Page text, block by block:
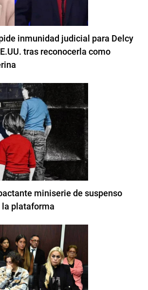
inmunidad judicial para Delcy
tras reconocerla como
miniserie de suspenso
la plataforma